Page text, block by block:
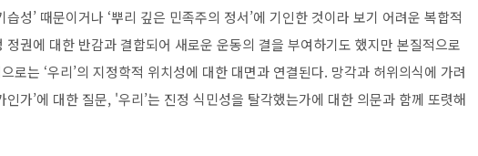
성’ 때문이거나 ‘뿌리 깊은 민족주의 정서’에 기인한 것이라 보기 어려운 복합적
권에 대한 반감과 결합되어 새로운 운동의 결을 부여하기도 했지만 본질적으로
로는 ‘우리’의 지정학적 위치성에 대한 대면과 연결된다. 망각과 허위의식에 가려
인가’에 대한 질문, '우리’는 진정 식민성을 탈각했는가에 대한 의문과 함께 또렷해